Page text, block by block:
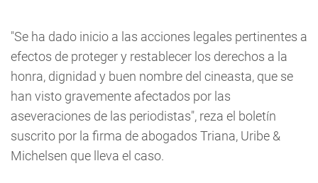
"Se ha dado inicio a las acciones legales pertinentes a
efectos de proteger y restablecer los derechos a la
honra, dignidad y buen nombre del cineasta, que se
han visto gravemente afectados por las
aseveraciones de las periodistas", reza el boletín
suscrito por la firma de abogados Triana, Uribe &
Michelsen que lleva el caso.